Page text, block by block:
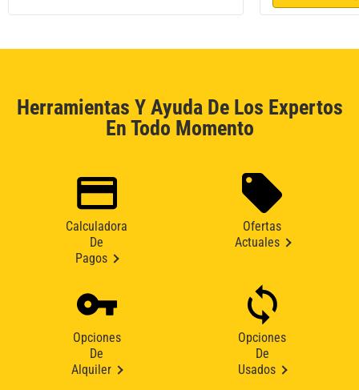
Herramientas Y Ayuda De Los Expertos
En Todo Momento
Calculadora
De
Pagos
Ofertas
Actuales
Opciones
De
Alquiler
Opciones
De
Usados